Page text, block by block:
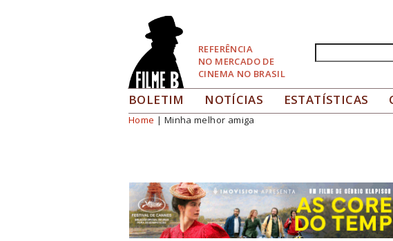
REFERÊNCIA
NO MERCADO DE
CINEMA NO BRASIL
BOLETIM NOTÍCIAS ESTATÍSTICAS
Você está aqui
Home | Minha melhor amiga